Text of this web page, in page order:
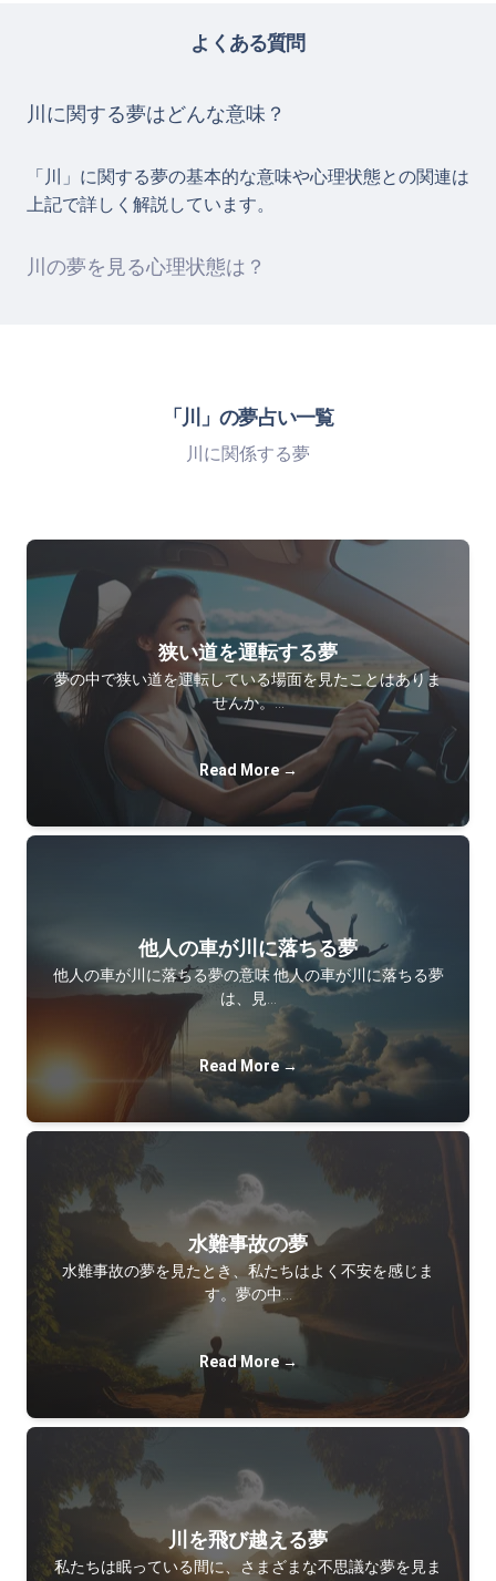
よくある質問
川に関する夢はどんな意味？
「川」に関する夢の基本的な意味や心理状態との関連は
上記で詳しく解説しています。
川の夢を見る心理状態は？
「川」の夢占い一覧
川に関係する夢
狭い道を運転する夢
夢の中で狭い道を運転している場面を見たことはありま
せんか。…
Read More →
他人の車が川に落ちる夢
他人の車が川に落ちる夢の意味 他人の車が川に落ちる夢
は、見…
Read More →
水難事故の夢
水難事故の夢を見たとき、私たちはよく不安を感じま
す。夢の中…
Read More →
川を飛び越える夢
私たちは眠っている間に、さまざまな不思議な夢を見ま